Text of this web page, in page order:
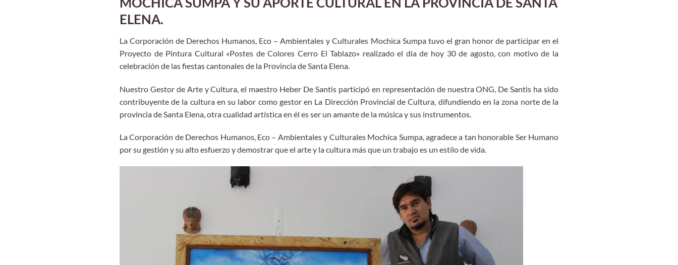
ELENA.
La Corporación de Derechos Humanos, Eco – Ambientales y Culturales Mochica Sumpa tuvo el gran honor de participar en el
Proyecto de Pintura Cultural «Postes de Colores Cerro El Tablazo» realizado el día de hoy 30 de agosto, con motivo de la
celebración de las fiestas cantonales de la Provincia de Santa Elena.
Nuestro Gestor de Arte y Cultura, el maestro Heber De Santis participó en representación de nuestra ONG, De Santis ha sido
contribuyente de la cultura en su labor como gestor en La Dirección Provincial de Cultura, difundiendo en la zona norte de la
provincia de Santa Elena, otra cualidad artística en él es ser un amante de la música y sus instrumentos.
La Corporación de Derechos Humanos, Eco – Ambientales y Culturales Mochica Sumpa, agradece a tan honorable Ser Humano
por su gestión y su alto esfuerzo y demostrar que el arte y la cultura más que un trabajo es un estilo de vida.